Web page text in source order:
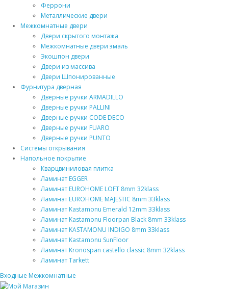
Феррони
Металлические двери
Межкомнатные двери
Двери скрытого монтажа
Межкомнатные двери эмаль
Экошпон двери
Двери из массива
Двери Шпонированные
Фурнитура дверная
Дверные ручки ARMADILLO
Дверные ручки PALLINI
Дверные ручки CODE DECO
Дверные ручки FUARO
Дверные ручки PUNTO
Системы открывания
Напольное покрытие
Кварцвиниловая плитка
Ламинат EGGER
Ламинат EUROHOME LOFT 8mm 32klass
Ламинат EUROHOME MAJESTIC 8mm 33klass
Ламинат Kastamonu Emerald 12mm 33klass
Ламинат Kastamonu Floorpan Black 8mm 33klass
Ламинат KASTAMONU INDIGO 8mm 33klass
Ламинат Kastamonu SunFloor
Ламинат Kronospan castello classic 8mm 32klass
Ламинат Tarkett
Входные Межкомнатные